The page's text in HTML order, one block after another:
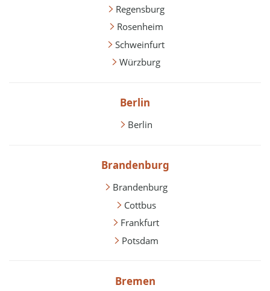
Regensburg
Rosenheim
Schweinfurt
Würzburg
Berlin
Berlin
Brandenburg
Brandenburg
Cottbus
Frankfurt
Potsdam
Bremen